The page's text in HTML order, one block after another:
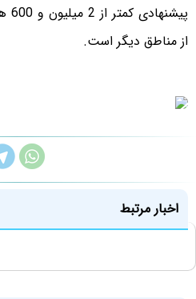
از مناطق دیگر است.
اخبار مرتبط